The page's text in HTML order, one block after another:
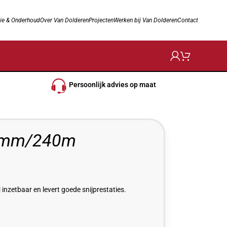
& OnderhoudOver Van DolderenProjectenWerken bij Van DolderenContact
Persoonlijk advies op maat
240m
en levert goede snijprestaties.